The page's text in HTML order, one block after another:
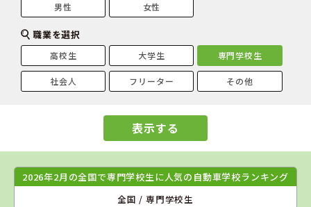
男性 女性
職業を選択
高校生 大学生 専門学校生
社会人 フリーター その他
表示する
2026年2月の全国で専門学校生に人気の自動車学校ランキング
全国 / 専門学校生